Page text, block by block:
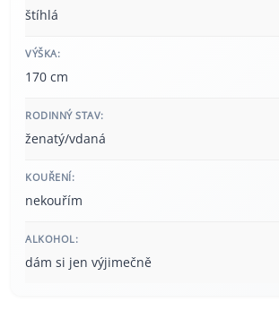
štíhlá
VÝŠKA:
170 cm
RODINNÝ STAV:
ženatý/vdaná
KOUŘENÍ:
nekouřím
ALKOHOL:
dám si jen výjimečně